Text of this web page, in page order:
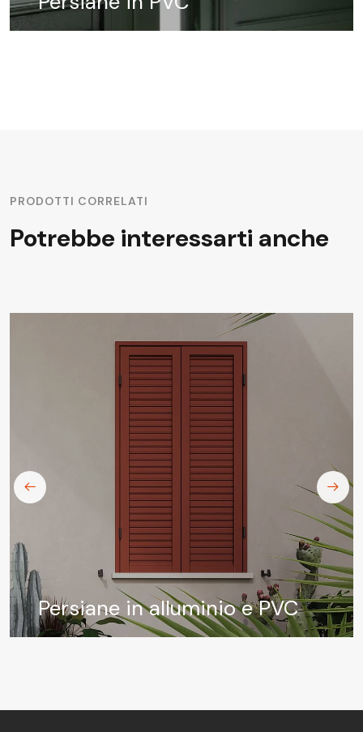
PRODOTTI CORRELATI
Potrebbe interessarti anche
Persiane in alluminio e PVC